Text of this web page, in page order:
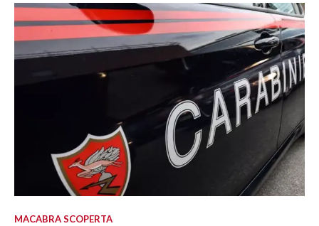
MACABRA SCOPERTA